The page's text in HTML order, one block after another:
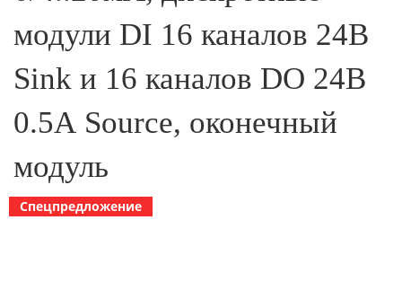
модули DI 16 каналов 24В
Sink и 16 каналов DO 24В
0.5А Source, оконечный
модуль
Спецпредложение